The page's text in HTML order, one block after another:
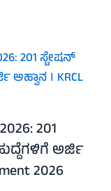
201
ಅರ್ಜಿ
2026